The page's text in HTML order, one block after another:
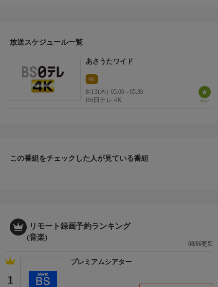
放送スケジュール一覧
あさうたワイド
4K
8/13(木) 05:00～05:30
BS日テレ 4K
この番組をチェックした人が見ている番組
リモート録画予約ランキング
(音楽)
08/06更新
1
プレミアムシアター